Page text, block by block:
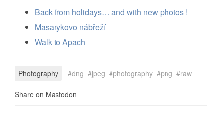
Back from holidays… and with new photos !
Masarykovo nábřeží
Walk to Apach
Photography dng jpeg photography png raw
Share on Mastodon